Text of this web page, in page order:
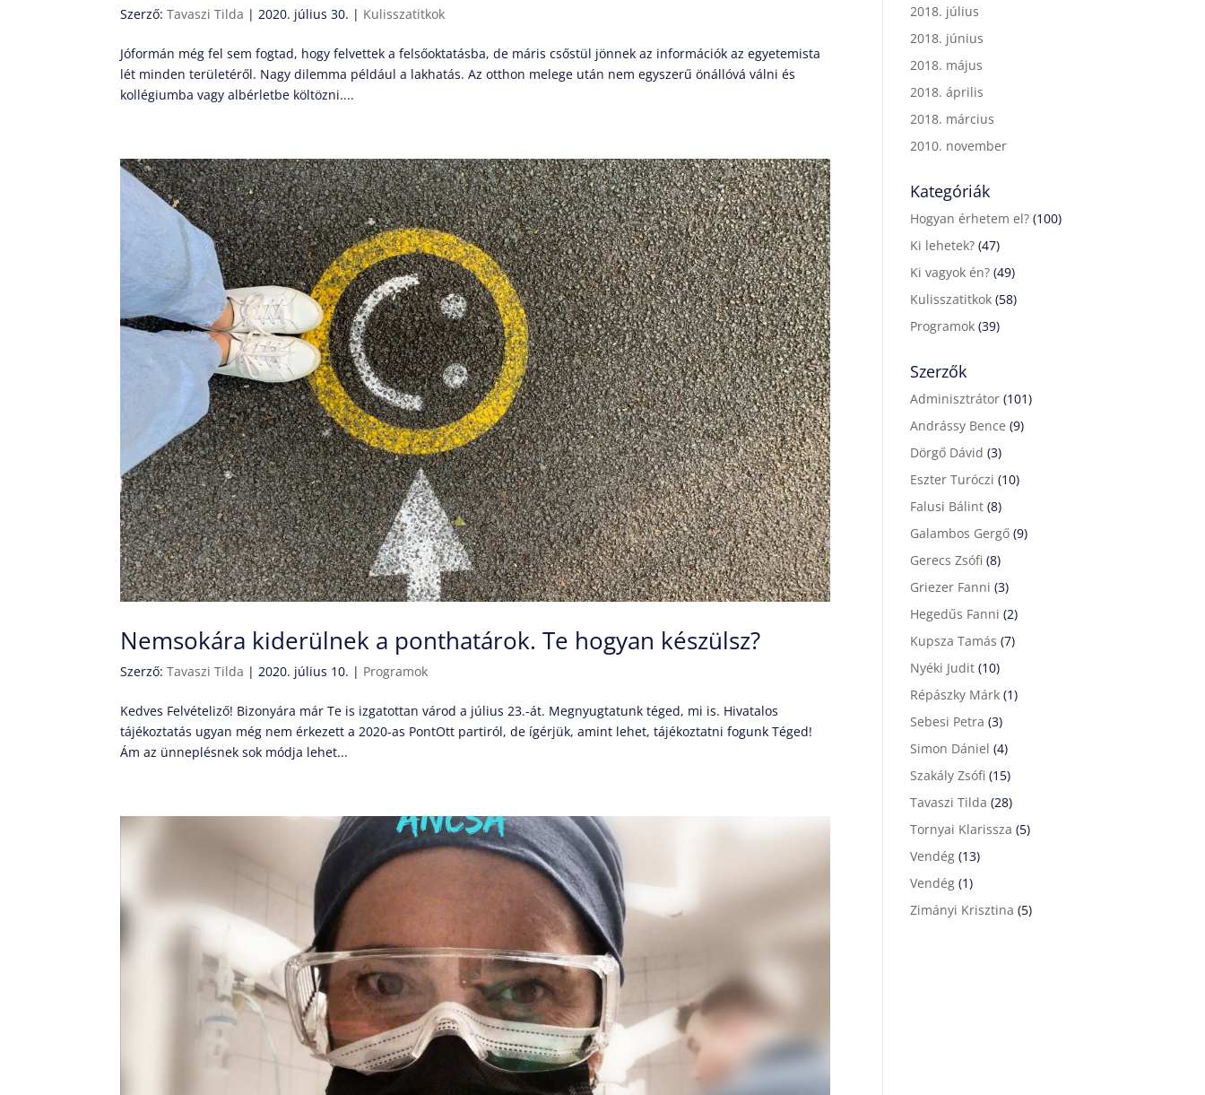
Szerző:Tavaszi Tilda | 2020. július 30. | Kulisszatitkok
Jóformán még fel sem fogtad, hogy felvettek a felsőoktatásba, de máris csőstül jönnek az információk az egyetemista
lét minden területéről. Nagy dilemma például a lakhatás. Az otthon melege után nem egyszerű önállóvá válni és
kollégiumba vagy albérletbe költözni....
Nemsokára kiderülnek a ponthatárok. Te hogyan készülsz?
Szerző:Tavaszi Tilda |2020. július 10. | Programok
Kedves Felvételiző! Bizonyára már Te is izgatottan várod a július 23.-át. Megnyugtatunk téged, mi is. Hivatalos
tájékoztatás ugyan még nem érkezett a 2020-as PontOtt partiról, de ígérjük, amint lehet, tájékoztatni fogunk Téged!
Ám az ünneplésnek sok módja lehet...
2018. július
2018. június
2018. május
2018. április
2018. március
2010. november
Kategóriák
Hogyan érhetem el? (100)
Ki lehetek? (47)
Ki vagyok én? (49)
Kulisszatitkok (58)
Programok (39)
Szerzők
Adminisztrátor (101)
Andrássy Bence (9)
Dörgő Dávid (3)
Eszter Turóczi (10)
Falusi Bálint (8)
Galambos Gergő (9)
Gerecs Zsófi (8)
Griezer Fanni (3)
Hegedűs Fanni (2)
Kupsza Tamás (7)
Nyéki Judit (10)
Répászky Márk (1)
Sebesi Petra (3)
Simon Dániel (4)
Szakály Zsófi (15)
Tavaszi Tilda (28)
Tornyai Klarissza (5)
Vendég (13)
Vendég (1)
Zimányi Krisztina (5)